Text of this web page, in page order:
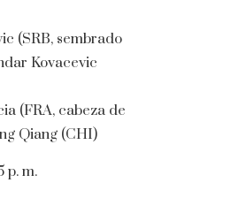
(SRB, sembrado
Kovacevic
(FRA, cabeza de
Qiang (CHI)
p. m.